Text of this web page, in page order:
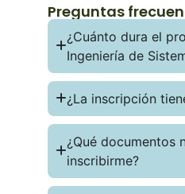
Preguntas
¿Cuánto dura el
Ingeniería de
¿La inscripción
¿Qué documentos
inscribirme?